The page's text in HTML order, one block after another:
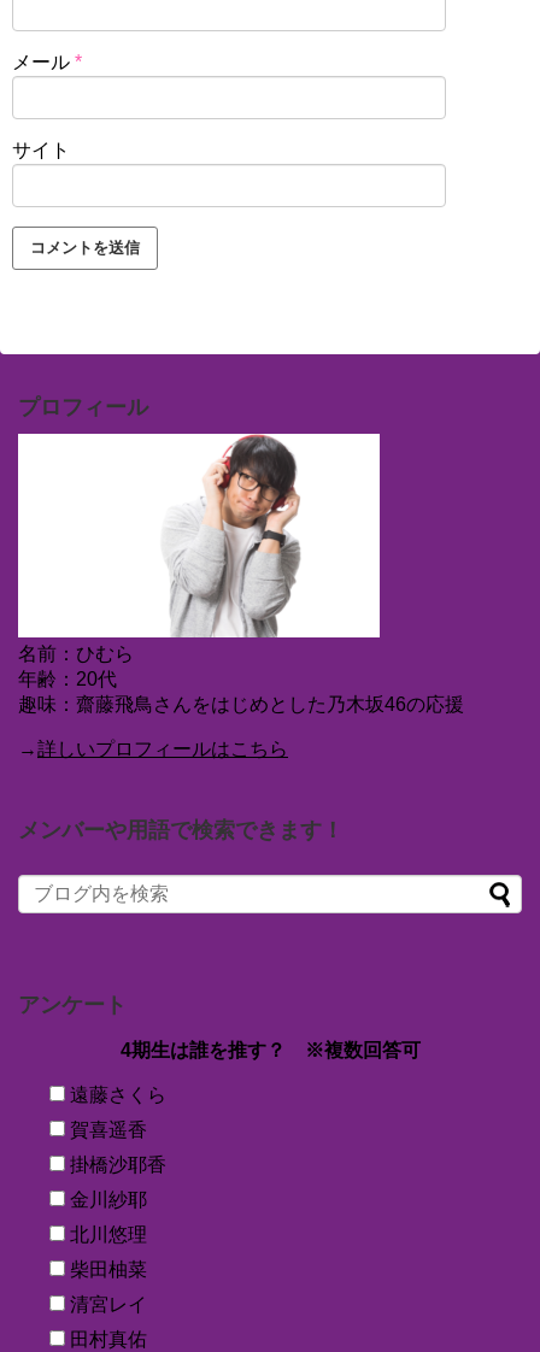
メール *
サイト
プロフィール
名前：ひむら
年齢：20代
趣味：齋藤飛鳥さんをはじめとした乃木坂46の応援
→詳しいプロフィールはこちら
メンバーや用語で検索できます！
アンケート
4期生は誰を推す？ ※複数回答可
遠藤さくら
賀喜遥香
掛橋沙耶香
金川紗耶
北川悠理
柴田柚菜
清宮レイ
田村真佑